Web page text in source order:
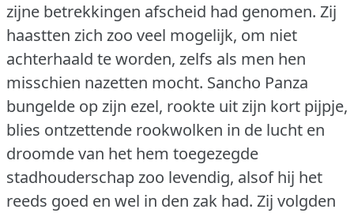
zijne betrekkingen afscheid had genomen. Zij
haastten zich zoo veel mogelijk, om niet
achterhaald te worden, zelfs als men hen
misschien nazetten mocht. Sancho Panza
bungelde op zijn ezel, rookte uit zijn kort pijpje,
blies ontzettende rookwolken in de lucht en
droomde van het hem toegezegde
stadhouderschap zoo levendig, alsof hij het
reeds goed en wel in den zak had. Zij volgden